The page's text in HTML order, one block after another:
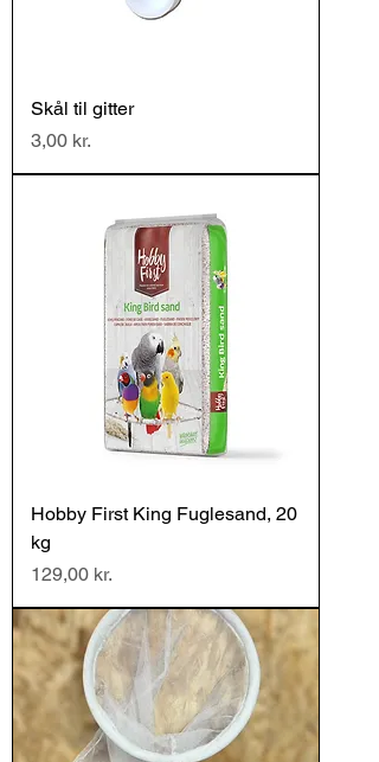
Skål til gitter
Pris
3,00 kr.
Hobby First King Fuglesand, 20
kg
Pris
129,00 kr.